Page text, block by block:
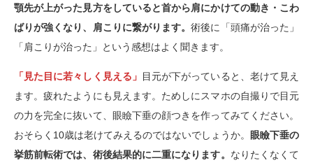
顎先が上がった見方をしていると首から肩にかけての動き・こわ
ばりが強くなり、肩こりに繋がります。術後に「頭痛が治った」
「肩こりが治った」という感想はよく聞きます。
「見た目に若々しく見える」 目元が下がっていると、老けて見え
ます。疲れたようにも見えます。ためしにスマホの自撮りで目元
の力を完全に抜いて、眼瞼下垂の顔つきを作ってみてください。
おそらく10歳は老けてみえるのではないでしょうか。
眼瞼下垂の
挙筋前転術では、術後結果的に二重になります。 なりたくなくて